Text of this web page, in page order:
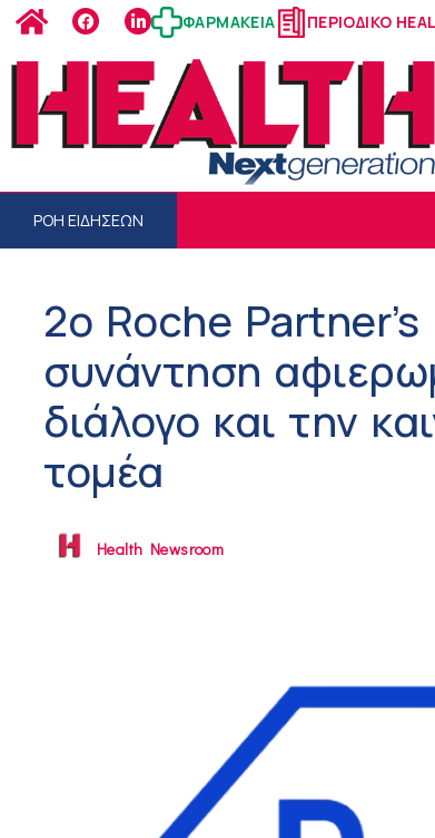
ΦΑΡΜΑΚΕΙΑ ΠΕΡΙΟΔΙΚΟ
ΡΟΗ ΕΙΔΗΣΕΩΝ
2ο Roche
συνάντηση
διάλογο και την
τομέα
Health Newsroom